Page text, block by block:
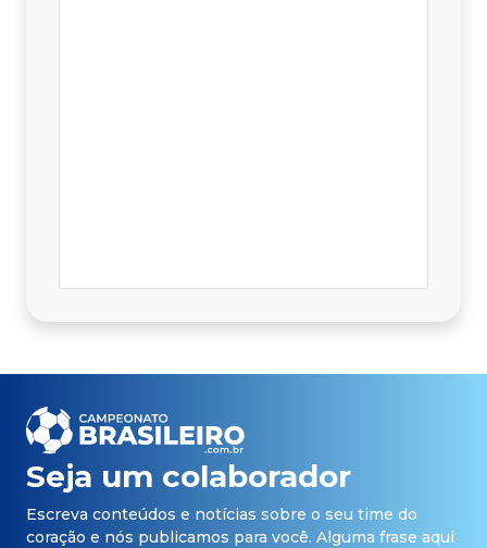
Seja um colaborador
Escreva conteúdos e notícias sobre o seu time do
coração e nós publicamos para você. Alguma frase aqui